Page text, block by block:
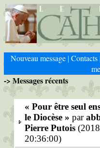
Nouveau message | Contacts
-> Messages récents
« Pour être seul
le Diocèse » par
Pierre Putois
20:36:00)